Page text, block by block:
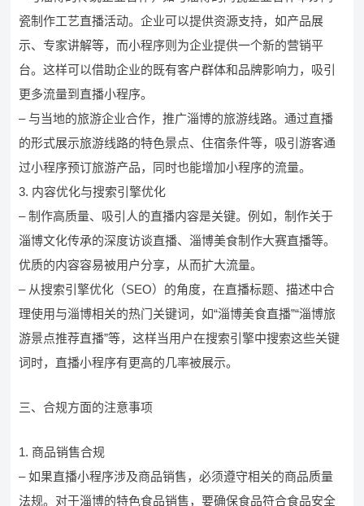
瓷制作工艺直播活动。企业可以提供资源支持，如产品展
示、专家讲解等，而小程序则为企业提供一个新的营销平
台。这样可以借助企业的既有客户群体和品牌影响力，吸引
更多流量到直播小程序。
– 与当地的旅游企业合作，推广淄博的旅游线路。通过直播
的形式展示旅游线路的特色景点、住宿条件等，吸引游客通
过小程序预订旅游产品，同时也能增加小程序的流量。
3. 内容优化与搜索引擎优化
– 制作高质量、吸引人的直播内容是关键。例如，制作关于
淄博文化传承的深度访谈直播、淄博美食制作大赛直播等。
优质的内容容易被用户分享，从而扩大流量。
– 从搜索引擎优化（SEO）的角度，在直播标题、描述中合
理使用与淄博相关的热门关键词，如“淄博美食直播”“淄博旅
游景点推荐直播”等，这样当用户在搜索引擎中搜索这些关键
词时，直播小程序有更高的几率被展示。
三、合规方面的注意事项
1. 商品销售合规
– 如果直播小程序涉及商品销售，必须遵守相关的商品质量
法规。对于淄博的特色食品销售，要确保食品符合食品安全